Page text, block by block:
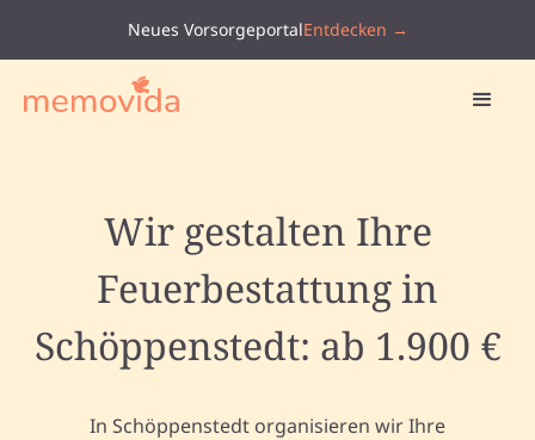
Neues VorsorgeportalEntdecken →
Wir gestalten Ihre
Feuerbestattung in
Schöppenstedt: ab 1.900 €
In Schöppenstedt organisieren wir Ihre